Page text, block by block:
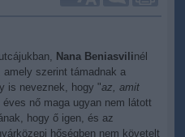
Nana Beniasvilinél
szerint támadnak a
is neveznek, hogy "az, amit
nő maga ugyan nem látott
hogy ő igen, és az
hőségben nem követelt